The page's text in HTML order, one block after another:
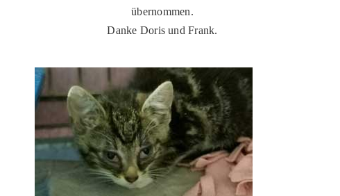
übernommen.
Danke Doris und Frank.